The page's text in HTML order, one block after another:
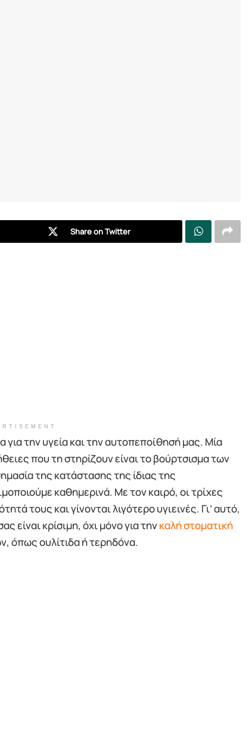
Share on Twitter
για την υγεία και την αυτοπεποίθησή μας. Μία
που τη στηρίζουν είναι το βούρτσισμα των
της κατάστασης της ίδιας της
καθημερινά. Με τον καιρό, οι τρίχες
τους και γίνονται λιγότερο υγιεινές. Γι’ αυτό,
είναι κρίσιμη, όχι μόνο για τηνκαλή στοματική
όπως ουλίτιδα ή τερηδόνα.